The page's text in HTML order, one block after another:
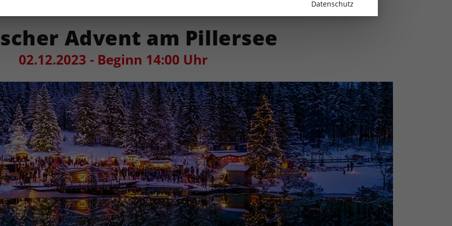
Advent am Pillersee
02.12.2023 - Beginn 14:00 Uhr
Datenschutz